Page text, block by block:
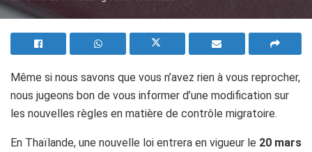
Même si nous savons que vous n’avez rien à vous reprocher,
nous jugeons bon de vous informer d’une modification sur
les nouvelles règles en matière de contrôle migratoire.
En Thaïlande, une nouvelle loi entrera en vigueur le 20 mars